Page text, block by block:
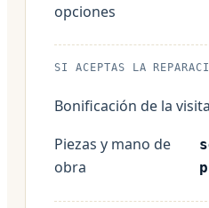
opciones
SI ACEPTAS LA
Bonificación de la visita
Piezas y mano de
obra